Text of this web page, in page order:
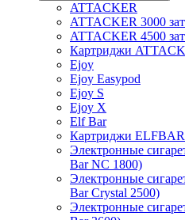
ATTACKER
ATTACKER 3000
ATTACKER 4500
Картриджи
Ejoy
Ejoy Easypod
Ejoy S
Ejoy X
Elf Bar
Картриджи
Электронные
Bar NC 1800)
Электронные
Bar Crystal 2500)
Электронные